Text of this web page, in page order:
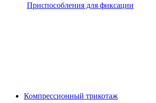
Приспособления для фиксации
Компрессионный трикотаж